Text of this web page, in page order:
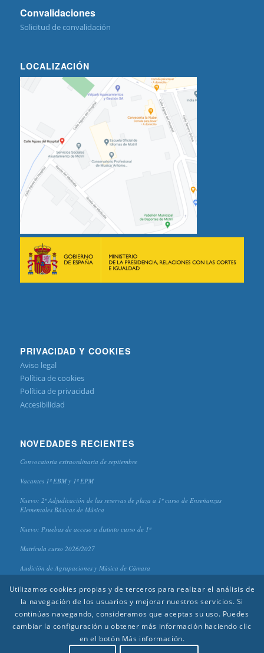
Convalidaciones
Solicitud de convalidación
LOCALIZACIÓN
PRIVACIDAD Y COOKIES
Aviso legal
Política de cookies
Política de privacidad
Accesibilidad
NOVEDADES RECIENTES
Convocatoria extraordinaria de septiembre
Vacantes 1º EBM y 1º EPM
Nuevo: 2º Adjudicación de las reservas de plaza a 1º curso de Enseñanzas
Elementales Básicas de Música
Nuevo: Pruebas de acceso a distinto curso de 1º
Matrícula curso 2026/2027
Audición de Agrupaciones y Música de Cámara
© 2020 CPM "Antonio Lorenzo" - Diseño y edición:Aída Reinoso
Utilizamos cookies propias y de terceros para realizar el análisis de
la navegación de los usuarios y mejorar nuestros servicios. Si
continúas navegando, consideramos que aceptas su uso. Puedes
cambiar la configuración u obtener más información haciendo clic
en el botón Más información.